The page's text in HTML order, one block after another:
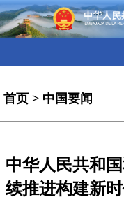
首页 > 中国要闻
中华人民共和
续推进构建新